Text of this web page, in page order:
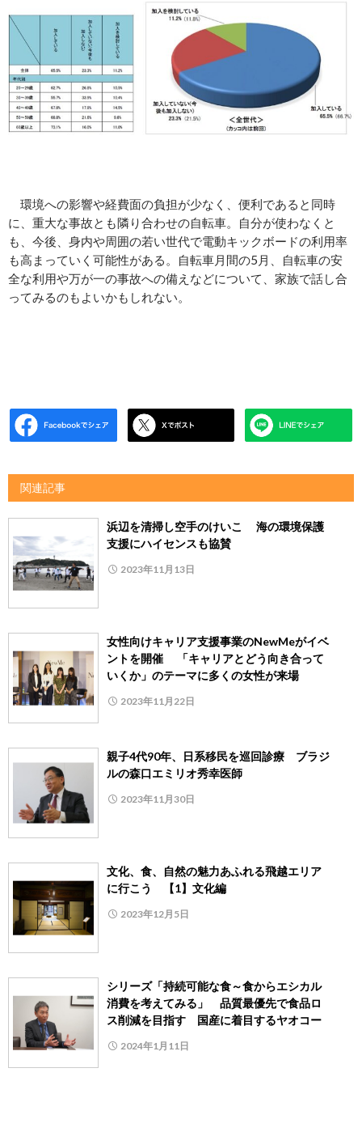
環境への影響や経費面の負担が少なく、便利であると同時
に、重大な事故とも隣り合わせの自転車。自分が使わなくと
も、今後、身内や周囲の若い世代で電動キックボードの利用率
も高まっていく可能性がある。自転車月間の5月、自転車の安
全な利用や万が一の事故への備えなどについて、家族で話し合
ってみるのもよいかもしれない。
関連記事
浜辺を清掃し空手のけいこ 海の環境保護
支援にハイセンスも協賛
2023年11月13日
女性向けキャリア支援事業のNewMeがイベ
ントを開催 「キャリアとどう向き合って
いくか」のテーマに多くの女性が来場
2023年11月22日
親子4代90年、日系移民を巡回診療 ブラジ
ルの森口エミリオ秀幸医師
2023年11月30日
文化、食、自然の魅力あふれる飛越エリア
に行こう 【1】文化編
2023年12月5日
シリーズ「持続可能な食～食からエシカル
消費を考えてみる」 品質最優先で食品ロ
ス削減を目指す 国産に着目するヤオコー
2024年1月11日